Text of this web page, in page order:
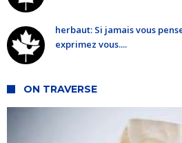
herbaut: Si jamais vous
exprimez vous....
ON TRAVERSE